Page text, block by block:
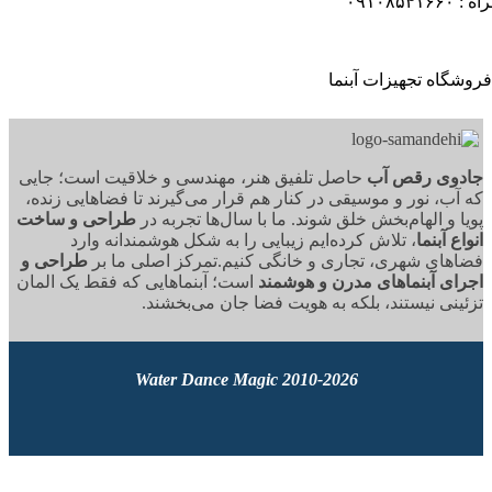
رقص آبحاصل تلفیق هنر، مهندسی و خلاقیت است؛ جایی
نور و موسیقی در کنار هم قرار می‌گیرند تا فضاهایی زنده،
و الهام‌بخش خلق شوند. ما با سال‌ها تجربه درطراحی و ساخت
آبنما ، تلاش کرده‌ایم زیبایی را به شکل هوشمندانه وارد
شهری، تجاری و خانگی کنیم.تمرکز اصلی ما برطراحی و
آبنماهای مدرن و هوشمنداست؛ آبنماهایی که فقط یک المان
نیستند، بلکه به هویت فضا جان می‌بخشند.
2010-2026 Water Dance Magic